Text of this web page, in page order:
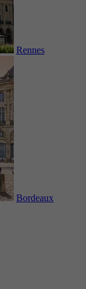
Rennes
Bordeaux